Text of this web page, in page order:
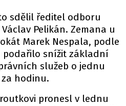
sdělil ředitel odboru
Pelikán. Zemana u
Marek Nespala, podle
podařilo snížit základní
služeb o jednu
hodinu.
pronesl v lednu